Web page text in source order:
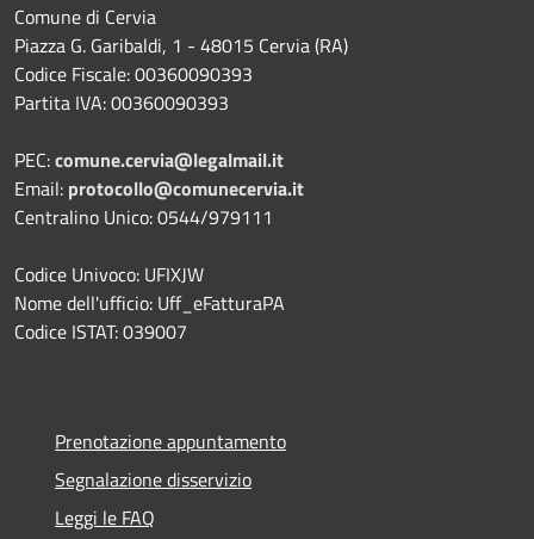
Comune di Cervia
Piazza G. Garibaldi, 1 - 48015 Cervia (RA)
Codice Fiscale: 00360090393
Partita IVA: 00360090393
PEC:comune.cervia@legalmail.it
Email: protocollo@comunecervia.it
Centralino Unico: 0544/979111
Codice Univoco: UFIXJW
Nome dell'ufficio: Uff_eFatturaPA
Codice ISTAT: 039007
Prenotazione appuntamento
Segnalazione disservizio
Leggi le FAQ